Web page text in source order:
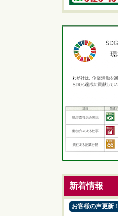
新着情報
お客様の声更新！